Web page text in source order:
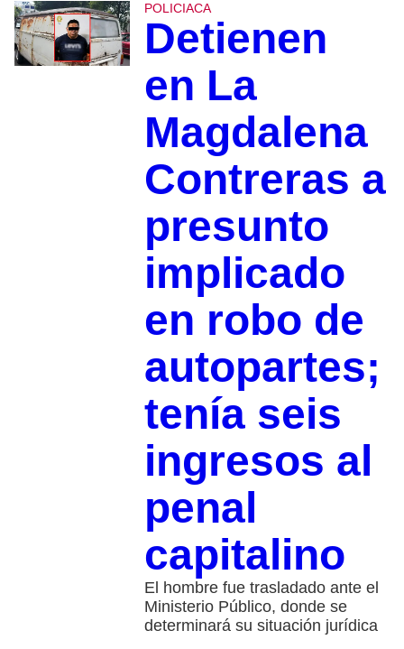
POLICIACA
Detienen
en La
Magdalena
Contreras a
presunto
implicado
en robo de
autopartes;
tenía seis
ingresos al
penal
capitalino
El hombre fue trasladado ante el
Ministerio Público, donde se
determinará su situación jurídica